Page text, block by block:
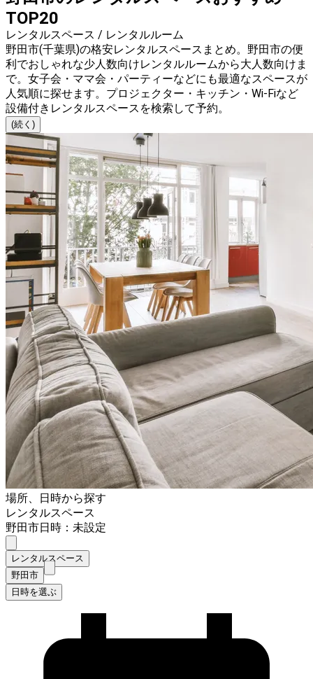
TOP20
レンタルスペース / レンタルルーム
野田市(千葉県)の格安レンタルスペースまとめ。野田市の便
利でおしゃれな少人数向けレンタルルームから大人数向けま
で。女子会・ママ会・パーティーなどにも最適なスペースが
人気順に探せます。プロジェクター・キッチン・Wi-Fiなど
設備付きレンタルスペースを検索して予約。
(続く)
場所、日時から探す
レンタルスペース
野田市日時：未設定
レンタルスペース
野田市
日時を選ぶ